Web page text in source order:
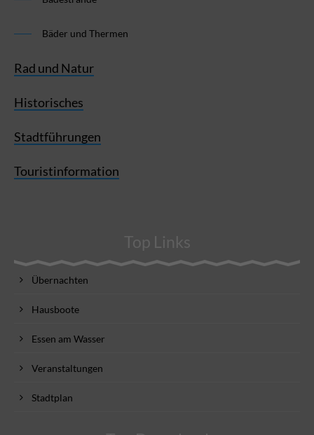
Bäder und Thermen
Rad und Natur
Historisches
Stadtführungen
Touristinformation
Top Links
Übernachten
Hausboote
Essen am Wasser
Veranstaltungen
Stadtplan